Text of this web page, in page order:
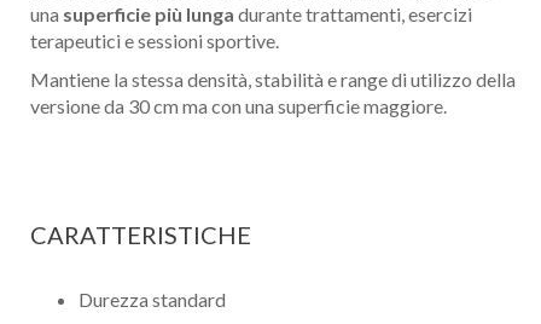
una superficie più lunga durante trattamenti, esercizi
terapeutici e sessioni sportive.
Mantiene la stessa densità, stabilità e range di utilizzo della
versione da 30 cm ma con una superficie maggiore.
CARATTERISTICHE
Durezza standard